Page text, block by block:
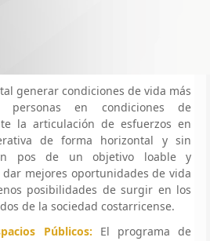
generar condiciones de vida más
personas en condiciones de
la articulación de esfuerzos en
de forma horizontal y sin
pos de un objetivo loable y
mejores oportunidades de vida
posibilidades de surgir en los
de la sociedad costarricense.
Públicos:
El programa de